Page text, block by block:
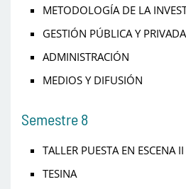
METODOLOGÍA DE LA
GESTIÓN PÚBLICA Y PRIVADA
ADMINISTRACIÓN
MEDIOS Y DIFUSIÓN
Semestre 8
TALLER PUESTA EN ESCENA II
TESINA